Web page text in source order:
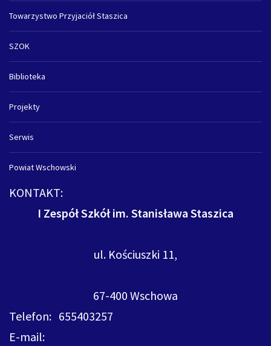
Towarzystwo Przyjaciół Staszica
SZOK
Biblioteka
Projekty
Serwis
Powiat Wschowski
KONTAKT:
I Zespół Szkół im. Stanisława Staszica
ul. Kościuszki 11,
67-400 Wschowa
Telefon: 655403257
E-mail: